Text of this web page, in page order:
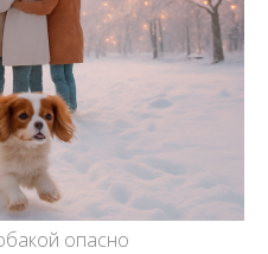
опасно